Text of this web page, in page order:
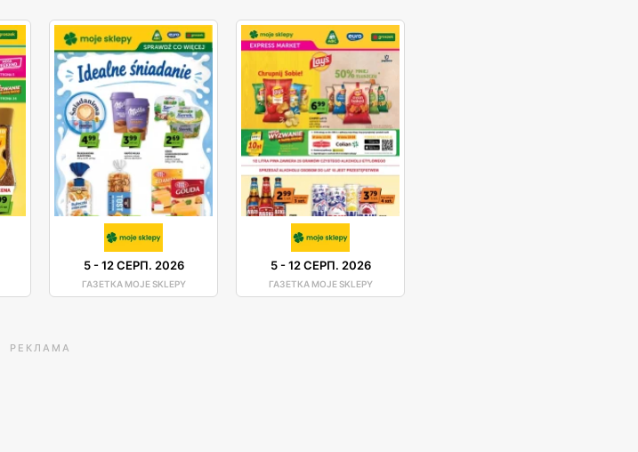
5-12 СЕРП. 2026
ГАЗЕТКА MOJE SKLEPY
5-12 СЕРП. 2026
ГАЗЕТКА MOJE SKLEPY
РЕКЛАМА